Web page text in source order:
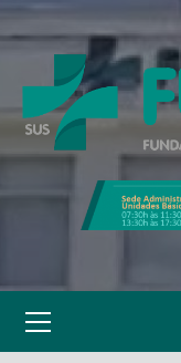
to
Menu